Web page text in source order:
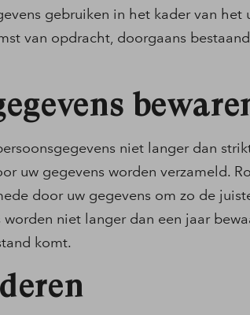
gebruiken in het kader van het
van opdracht, doorgaans
niet langer dan
uw gegevens worden verzameld.
door uw gegevens om zo de
worden niet langer dan een jaar
komt.